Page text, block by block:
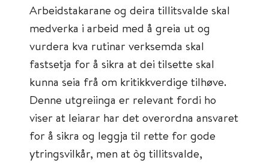
Arbeidstakarane og deira tillitsvalde skal
medverka i arbeid med å greia ut og
vurdera kva rutinar verksemda skal
fastsetja for å sikra at dei tilsette skal
kunna seia frå om kritikkverdige tilhøve.
Denne utgreiinga er relevant fordi ho
viser at leiarar har det overordna ansvaret
for å sikra og leggja til rette for gode
ytringsvilkår, men at òg tillitsvalde,